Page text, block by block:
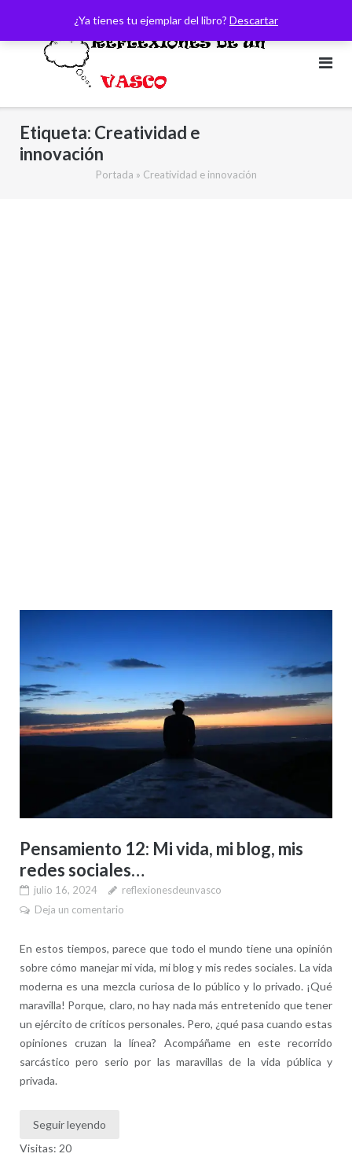
¿Ya tienes tu ejemplar del libro? Descartar
contenido
Etiqueta: Creatividad e
innovación
Portada » Creatividad e innovación
Pensamiento 12: Mi vida, mi blog, mis
redes sociales…
julio 16, 2024
reflexionesdeunvasco
Deja un comentario
En estos tiempos, parece que todo el mundo tiene una opinión
sobre cómo manejar mi vida, mi blog y mis redes sociales. La vida
moderna es una mezcla curiosa de lo público y lo privado. ¡Qué
maravilla! Porque, claro, no hay nada más entretenido que tener
un ejército de críticos personales. Pero, ¿qué pasa cuando estas
opiniones cruzan la línea? Acompáñame en este recorrido
sarcástico pero serio por las maravillas de la vida pública y
privada.
Seguir leyendo
Visitas: 20